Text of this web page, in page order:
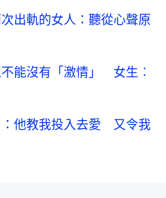
出軌的女人：聽從心聲原
不能沒有「激情」 女生︰
：他教我投入去愛 又令我